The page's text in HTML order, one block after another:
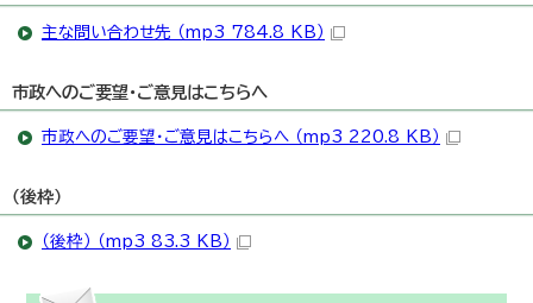
主な問い合わせ先 （mp3 784.8 KB）
市政へのご要望・ご意見はこちらへ
市政へのご要望・ご意見はこちらへ （mp3 220.8 KB）
（後枠）
（後枠） （mp3 83.3 KB）